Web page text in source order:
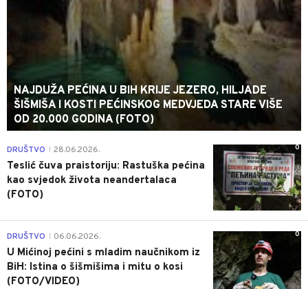
NAJDUŽA PEĆINA U BIH KRIJE JEZERO, HILJADE
ŠIŠMIŠA I KOSTI PEĆINSKOG MEDVJEDA STARE VIŠE
OD 20.000 GODINA (FOTO)
0
DRUŠTVO 28.06.2026.
Teslić čuva praistoriju: Rastuška pećina
kao svjedok života neandertalaca
(FOTO)
0
DRUŠTVO 06.06.2026.
U Mićinoj pećini s mladim naučnikom iz
BiH: Istina o šišmišima i mitu o kosi
(FOTO/VIDEO)